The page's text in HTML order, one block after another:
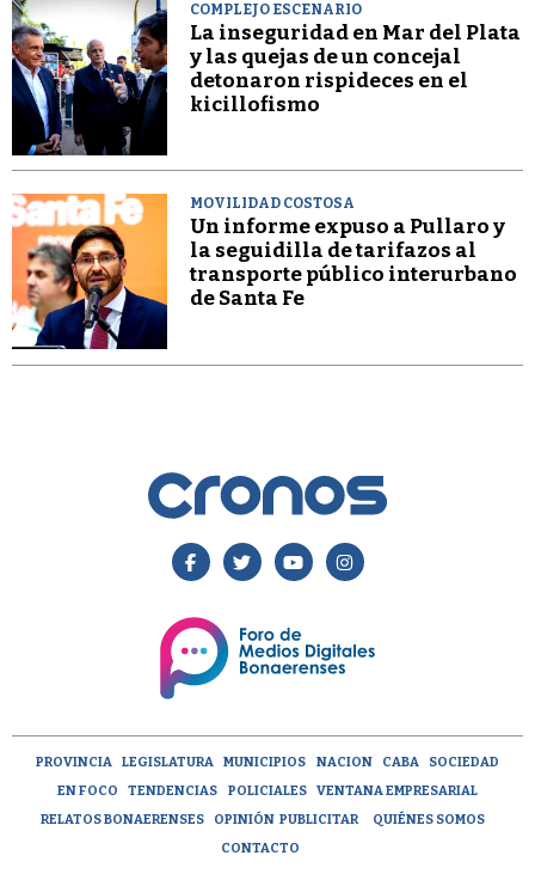
COMPLEJO ESCENARIO
La inseguridad en Mar del Plata
y las quejas de un concejal
detonaron rispideces en el
kicillofismo
MOVILIDAD COSTOSA
Un informe expuso a Pullaro y
la seguidilla de tarifazos al
transporte público interurbano
de Santa Fe
PROVINCIA LEGISLATURA MUNICIPIOS NACION CABA
SOCIEDAD
EN FOCO
TENDENCIAS POLICIALES
VENTANA EMPRESARIAL
RELATOS BONAERENSES
OPINIÓN PUBLICITAR
QUIÉNES SOMOS
CONTACTO